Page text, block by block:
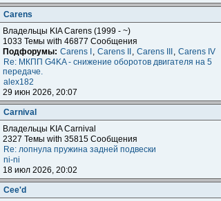
Carens
Владельцы KIA Carens (1999 - ~)
1033 Темы with 46877 Сообщения
Подфорумы: Carens I , Carens II , Carens III , Carens IV
Re: МКПП G4KA - снижение оборотов двигателя на 5
передаче.
alex182
29 июн 2026, 20:07
Carnival
Владельцы KIA Carnival
2327 Темы with 35815 Сообщения
Re: лопнула пружина задней подвески
ni-ni
18 июл 2026, 20:02
Cee'd